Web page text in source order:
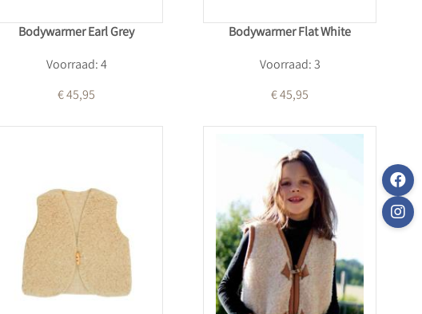
Bodywarmer Earl Grey
Voorraad: 4
€ 45,95
Bodywarmer Flat White
Voorraad: 3
€ 45,95